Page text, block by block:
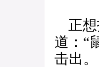
正想
道：“
击出。